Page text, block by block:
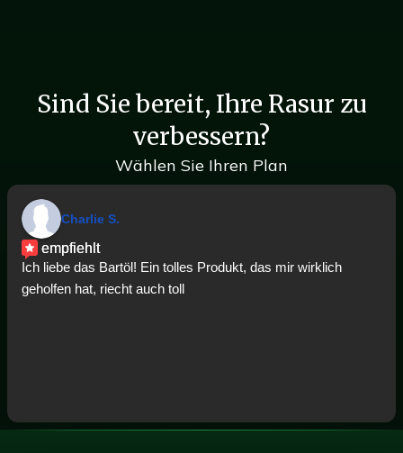
Sind Sie bereit, Ihre Rasur zu
verbessern?
Wählen Sie Ihren Plan
Charlie S.
empfiehlt
Ich liebe das Bartöl! Ein tolles Produkt, das mir wirklich
geholfen hat, riecht auch toll